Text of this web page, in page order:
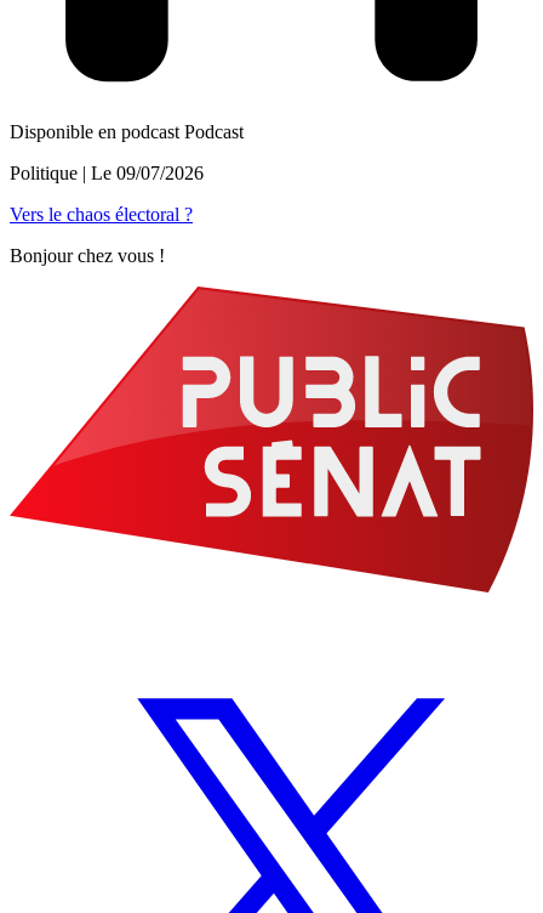
Disponible en podcast Podcast
Politique | Le 09/07/2026
Vers le chaos électoral ?
Bonjour chez vous !